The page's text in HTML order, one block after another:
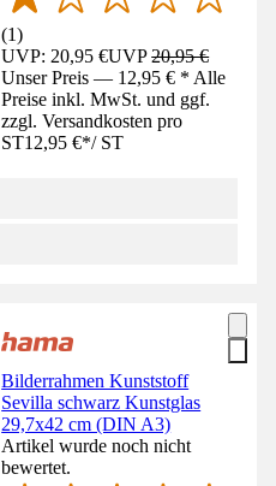
(1)
UVP: 20,95 €UVP20,95 €
Unser Preis — 12,95 € * Alle
Preise inkl. MwSt. und ggf.
zzgl. Versandkosten pro
ST12,95 €*/ ST
Bilderrahmen Kunststoff
Sevilla schwarz Kunstglas
29,7x42 cm (DIN A3)
Artikel wurde noch nicht
bewertet.